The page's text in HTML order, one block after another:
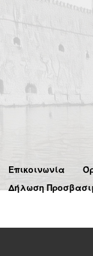
Επικοινωνία
Δήλωση